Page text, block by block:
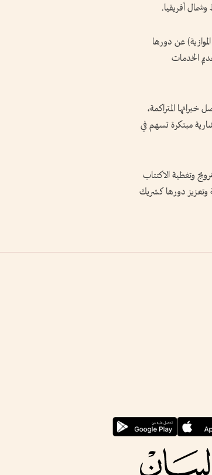
أفريقيا.
2025 – سوق «نمو» (السوق الموازية) عن دورها
الخدمات
المتراكمة،
مبتكرة تسهم في
وتغطية الاكتتاب
وتعزيز دورها كشريك